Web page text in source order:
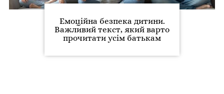
Емоційна безпека дитини.
Важливий текст, який варто
прочитати усім батькам